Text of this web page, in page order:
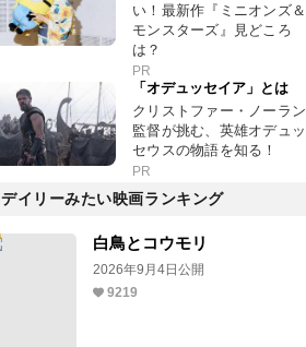
い！最新作『ミニオンズ＆
モンスターズ』見どころ
は？
PR
「オデュッセイア」とは
クリストファー・ノーラン
監督が挑む、英雄オデュッ
セウスの物語を知る！
PR
デイリーみたい映画ランキング
白鳥とコウモリ
2026年9月4日公開
9219